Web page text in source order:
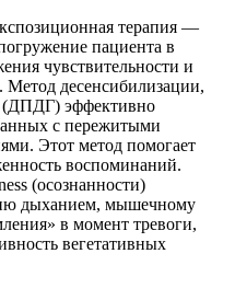
терапия —
пациента в
чувствительности и
Метод десенсибилизации,
(ДПДГ) эффективно
с пережитыми
Этот метод помогает
воспоминаний.
(осознанности)
дыханием, мышечному
в момент тревоги,
вегетативных